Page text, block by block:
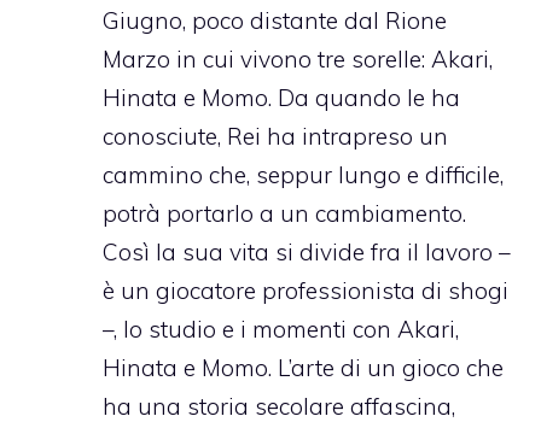
Giugno, poco distante dal Rione
Marzo in cui vivono tre sorelle: Akari,
Hinata e Momo. Da quando le ha
conosciute, Rei ha intrapreso un
cammino che, seppur lungo e difficile,
potrà portarlo a un cambiamento.
Così la sua vita si divide fra il lavoro –
è un giocatore professionista di shogi
–, lo studio e i momenti con Akari,
Hinata e Momo. L’arte di un gioco che
ha una storia secolare affascina,